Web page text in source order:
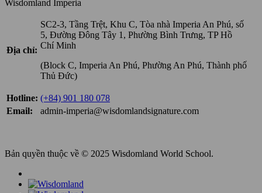
Wisdomland Imperia
Địa chỉ:
SC2-3, Tầng Trệt, Khu C, Tòa nhà Imperia An Phú, số
5, Đường Đông Tây 1, Phường Bình Trưng, TP Hồ
Chí Minh
(Block C, Imperia An Phú, Phường An Phú, Thành phố
Thủ Đức)
Hotline: (+84) 901 180 078
Email:
admin-imperia@wisdomlandsignature.com
Bản quyền thuộc về © 2025 Wisdomland World School.